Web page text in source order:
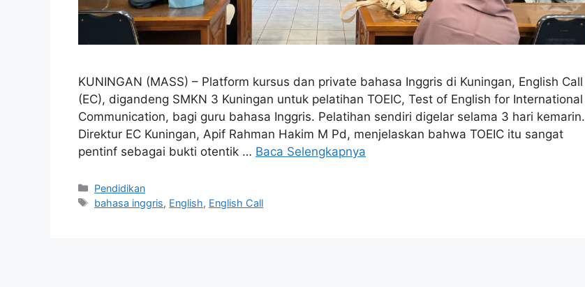
KUNINGAN (MASS) – Platform kursus dan private bahasa Inggris di Kuningan, English Call
(EC), digandeng SMKN 3 Kuningan untuk pelatihan TOEIC, Test of English for International
Communication, bagi guru bahasa Inggris. Pelatihan sendiri digelar selama 3 hari kemarin.
Direktur EC Kuningan, Apif Rahman Hakim M Pd, menjelaskan bahwa TOEIC itu sangat
pentinf sebagai bukti otentik … Baca Selengkapnya
Kategori
Pendidikan
Tag
bahasa inggris, English, English Call